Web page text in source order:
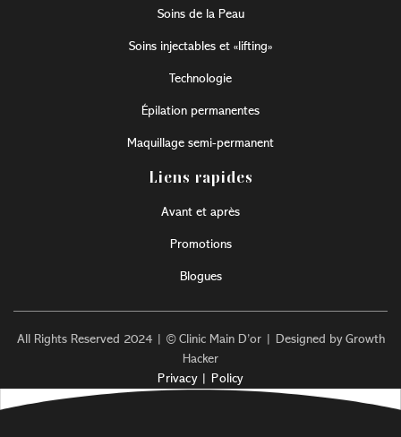
Soins de la Peau
Soins injectables et «lifting»
Technologie
Épilation permanentes
Maquillage semi-permanent
Liens rapides
Avant et après
Promotions
Blogues
All Rights Reserved 2024 | © Clinic Main D’or | Designed by Growth
Hacker
Privacy | Policy